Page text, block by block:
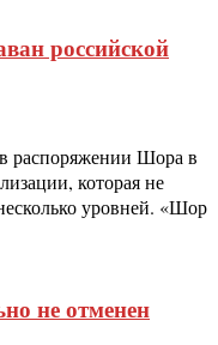
российской
распоряжении Шора в
которая не
уровней. «Шор
не отменен